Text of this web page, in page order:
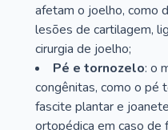
afetam o joelho, como
lesões de cartilagem,
cirurgia de joelho;
Pé e tornozelo: o
congênitas, como o pé
fascite plantar e
ortopédica em caso de